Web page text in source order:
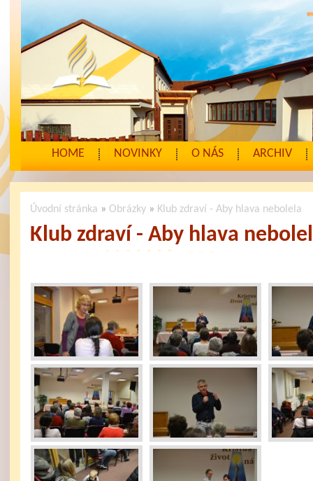
HOME NOVINKY O NÁS ARCHIV
Úvodní stránka » Obrázky » Klub zdraví - Aby hlava nebolela
Klub zdraví - Aby hlava